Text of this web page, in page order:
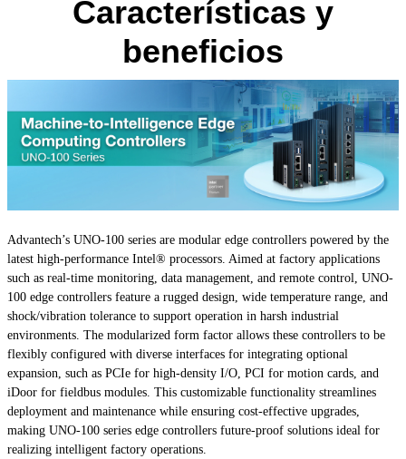
Características y
beneficios
Advantech’s UNO-100 series are modular edge controllers powered by the
latest high-performance Intel® processors. Aimed at factory applications
such as real-time monitoring, data management, and remote control, UNO-
100 edge controllers feature a rugged design, wide temperature range, and
shock/vibration tolerance to support operation in harsh industrial
environments. The modularized form factor allows these controllers to be
flexibly configured with diverse interfaces for integrating optional
expansion, such as PCIe for high-density I/O, PCI for motion cards, and
iDoor for fieldbus modules. This customizable functionality streamlines
deployment and maintenance while ensuring cost-effective upgrades,
making UNO-100 series edge controllers future-proof solutions ideal for
realizing intelligent factory operations.